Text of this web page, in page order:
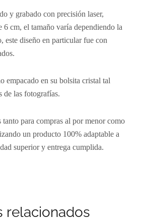
y grabado con precisión laser,
6 cm, el tamaño varía dependiendo la
este diseño en particular fue con
empacado en su bolsita cristal tal
de las fotografías.
tanto para compras al por menor como
un producto 100% adaptable a
superior y entrega cumplida.
relacionados